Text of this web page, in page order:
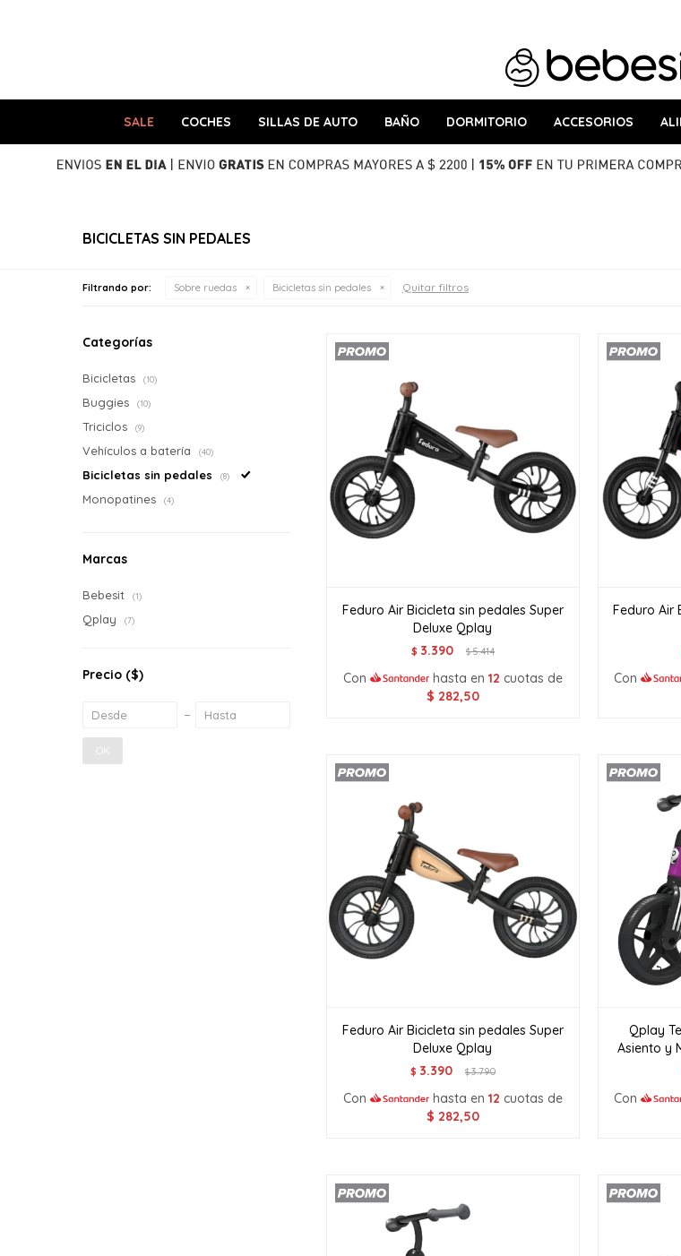
SALE COCHES SILLAS DE AUTO BAÑO DORMITORIO ACCESORIOS
BICICLETAS SIN PEDALES
Filtrando por: Sobre ruedas Bicicletas sin pedales Quitar filtros
Feduro Air Bicicleta sin pedales Super
Deluxe Qplay
$ 3.390 $5.414
Con hasta en 12 cuotas de
$ 282,50
Feduro Air
Con
Feduro Air Bicicleta sin pedales Super
Deluxe Qplay
$ 3.390 $3.790
Con hasta en 12 cuotas de
$ 282,50
Qplay
Asiento y
Con
Categorías
Bicicletas (10)
Buggies (10)
Triciclos (9)
Vehículos a batería (40)
Bicicletas sin pedales (8)
Monopatines (4)
Marcas
Bebesit (1)
Qplay (7)
Precio ($)
OK